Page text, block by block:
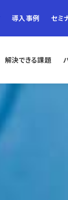
導入事例 セミ
解決できる課題